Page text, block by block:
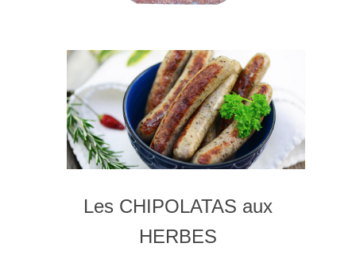
Les CHIPOLATAS aux
HERBES